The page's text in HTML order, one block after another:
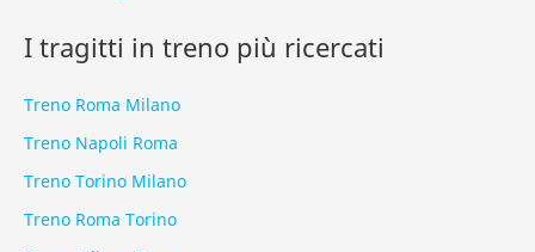
I tragitti in treno più ricercati
Treno Roma Milano
Treno Napoli Roma
Treno Torino Milano
Treno Roma Torino